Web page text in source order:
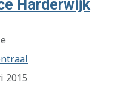
Harderwijk
2015